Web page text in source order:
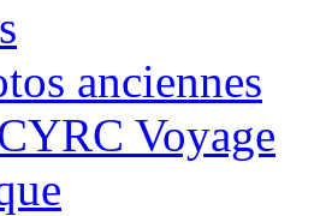
anciennes
Voyage